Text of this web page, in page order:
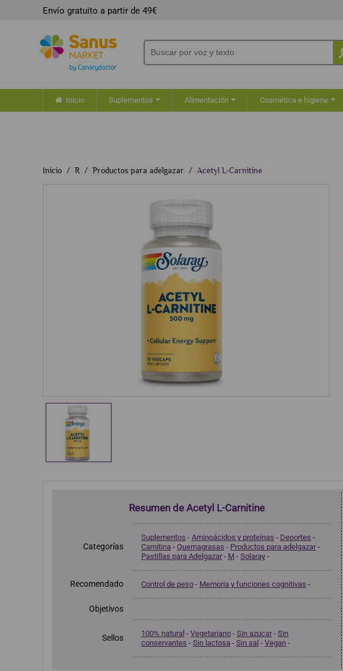
Envío gratuito a partir de 49€
Inicio Suplementos Alimentación Cosmética e higiene
Inicio R Productos para adelgazar Acetyl L-Carnitine
Resumen de Acetyl L-Carnitine
Categorías
Suplementos - Aminoácidos y proteínas - Deportes -
Carnitina - Quemagrasas - Productos para adelgazar -
Pastillas para Adelgazar - M - Solaray -
Recomendado Control de peso - Memoria y funciones cognitivas -
Objetivos
Sellos 100% natural - Vegetariano - Sin azucar - Sin
conservantes - Sin lactosa - Sin sal - Vegan -